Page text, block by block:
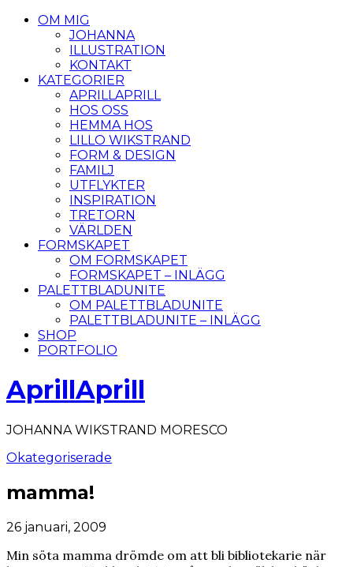
OM MIG
JOHANNA
ILLUSTRATION
KONTAKT
KATEGORIER
APRILLAPRILL
HOS OSS
HEMMA HOS
LILLO WIKSTRAND
FORM & DESIGN
FAMILJ
UTFLYKTER
INSPIRATION
TRETORN
VÄRLDEN
FORMSKAPET
OM FORMSKAPET
FORMSKAPET – INLÄGG
PALETTBLADUNITE
OM PALETTBLADUNITE
PALETTBLADUNITE – INLÄGG
SHOP
PORTFOLIO
AprillAprill
JOHANNA WIKSTRAND MORESCO
Okategoriserade
mamma!
26 januari, 2009
Min söta mamma drömde om att bli bibliotekarie när